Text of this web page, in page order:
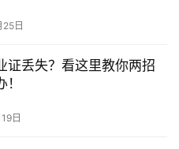
日
证丢失？看这里教你两招
日